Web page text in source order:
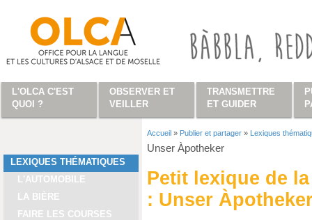
LEXIQUES THÉMATIQUES
L'AUTOMOBILE
LA BIÈRE
FAIRE LES COURSES
Vous êtes ici
Accueil » Publier et partager » Lexiques
Unser Àpotheker
Petit lexique de
: Unser
L'OLCA C'EST
QUOI ?
OBSERVER ET
VEILLER
TRANSMETTRE
ET GUIDER